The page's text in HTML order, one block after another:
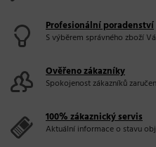
Profesionální poradenství
S výběrem správného zboží
Ověřeno zákazníky
Spokojenost zákazníků
100% zákaznický servis
Aktuální informace o stavu